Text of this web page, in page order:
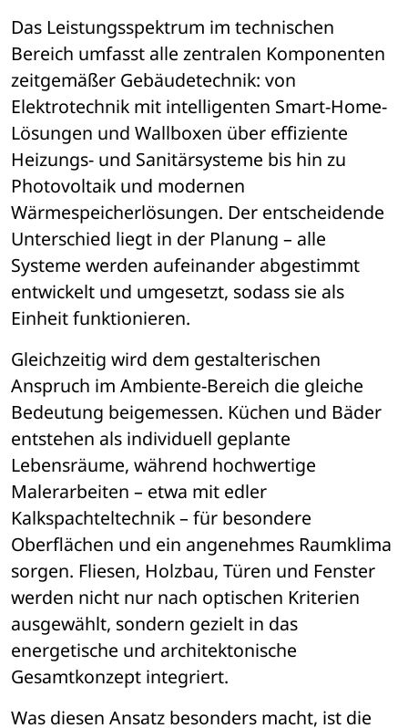
Das Leistungsspektrum im technischen
Bereich umfasst alle zentralen Komponenten
zeitgemäßer Gebäudetechnik: von
Elektrotechnik mit intelligenten Smart-Home-
Lösungen und Wallboxen über effiziente
Heizungs- und Sanitärsysteme bis hin zu
Photovoltaik und modernen
Wärmespeicherlösungen. Der entscheidende
Unterschied liegt in der Planung – alle
Systeme werden aufeinander abgestimmt
entwickelt und umgesetzt, sodass sie als
Einheit funktionieren.
Gleichzeitig wird dem gestalterischen
Anspruch im Ambiente-Bereich die gleiche
Bedeutung beigemessen. Küchen und Bäder
entstehen als individuell geplante
Lebensräume, während hochwertige
Malerarbeiten – etwa mit edler
Kalkspachteltechnik – für besondere
Oberflächen und ein angenehmes Raumklima
sorgen. Fliesen, Holzbau, Türen und Fenster
werden nicht nur nach optischen Kriterien
ausgewählt, sondern gezielt in das
energetische und architektonische
Gesamtkonzept integriert.
Was diesen Ansatz besonders macht, ist die